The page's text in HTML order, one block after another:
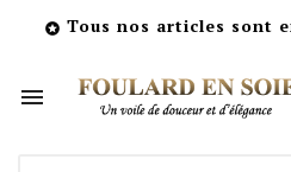
 Tous nos articles sont
